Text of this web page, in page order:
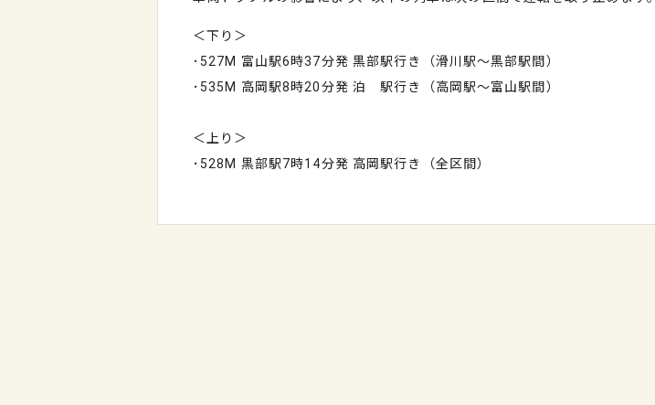
＜下り＞
･527M 富山駅6時37分発 黒部駅行き（滑川駅～黒部駅間）
･535M 高岡駅8時20分発 泊 駅行き（高岡駅～富山駅間）
＜上り＞
･528M 黒部駅7時14分発 高岡駅行き（全区間）